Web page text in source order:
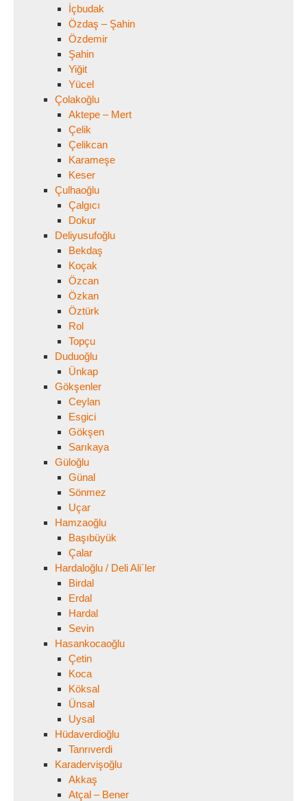
İçbudak
Özdaş – Şahin
Özdemir
Şahin
Yiğit
Yücel
Çolakoğlu
Aktepe – Mert
Çelik
Çelikcan
Karameşe
Keser
Çulhaoğlu
Çalgıcı
Dokur
Deliyusufoğlu
Bekdaş
Koçak
Özcan
Özkan
Öztürk
Rol
Topçu
Duduoğlu
Ünkap
Gökşenler
Ceylan
Esgici
Gökşen
Sarıkaya
Güloğlu
Günal
Sönmez
Uçar
Hamzaoğlu
Başıbüyük
Çalar
Hardaloğlu / Deli Ali´ler
Birdal
Erdal
Hardal
Sevin
Hasankocaoğlu
Çetin
Koca
Köksal
Ünsal
Uysal
Hüdaverdioğlu
Tanrıverdi
Karadervişoğlu
Akkaş
Atçal – Bener